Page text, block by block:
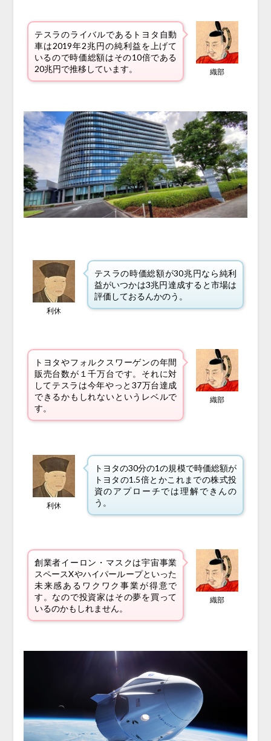
テスラのライバルであるトヨタ自動
車は2019年2兆円の純利益を上げて
いるので時価総額はその10倍である
20兆円で推移しています。
織部
利休
テスラの時価総額が30兆円なら純利
益がいつかは3兆円達成すると市場は
評価しておるんかのう。
トヨタやフォルクスワーゲンの年間
販売台数が１千万台です。それに対
してテスラは今年やっと37万台達成
できるかもしれないというレベルで
す。
織部
利休
トヨタの30分の1の規模で時価総額が
トヨタの1.5倍とかこれまでの株式投
資のアプローチでは理解できんの
う。
創業者イーロン・マスクは宇宙事業
スペースXやハイパーループといった
未来感あるワクワク事業が得意で
す。なので投資家はその夢を買って
いるのかもしれません。
織部